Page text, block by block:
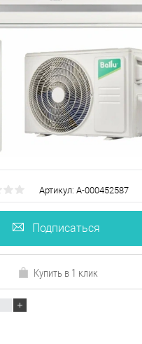
Артикул: А-000452587
Подписаться
Купить в 1 клик